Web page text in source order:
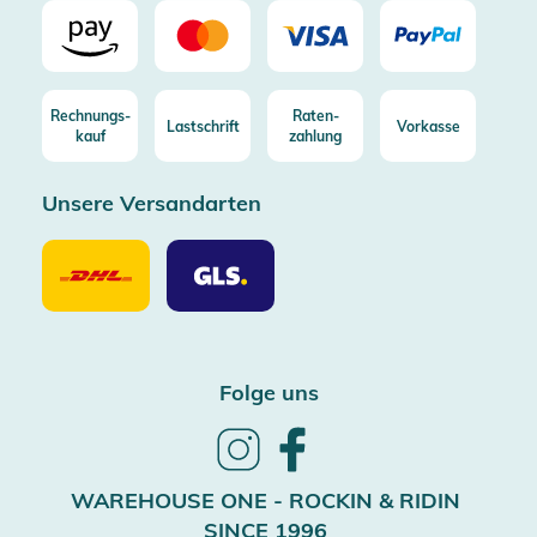
Rechnungs-
kauf
Lastschrift
Raten-
zahlung
Vorkasse
Unsere Versandarten
Unsere
Versandarten
DHL
Unsere
Versandarten
GLS
Folge uns
Follow
InstagramFacebook
WAREHOUSE ONE - ROCKIN & RIDIN
SINCE 1996